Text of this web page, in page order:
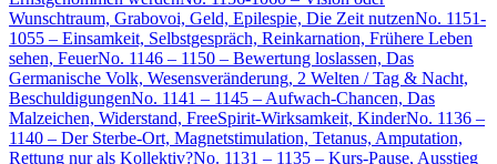
Wunschtraum, Grabovoi, Geld, Epilespie, Die Zeit nutzenNo. 1151-
1055 – Einsamkeit, Selbstgespräch, Reinkarnation, Frühere Leben
sehen, FeuerNo. 1146 – 1150 – Bewertung loslassen, Das
Germanische Volk, Wesensveränderung, 2 Welten / Tag & Nacht,
BeschuldigungenNo. 1141 – 1145 – Aufwach-Chancen, Das
Malzeichen, Widerstand, FreeSpirit-Wirksamkeit, KinderNo. 1136 –
1140 – Der Sterbe-Ort, Magnetstimulation, Tetanus, Amputation,
Rettung nur als Kollektiv?No. 1131 – 1135 – Kurs-Pause, Ausstieg